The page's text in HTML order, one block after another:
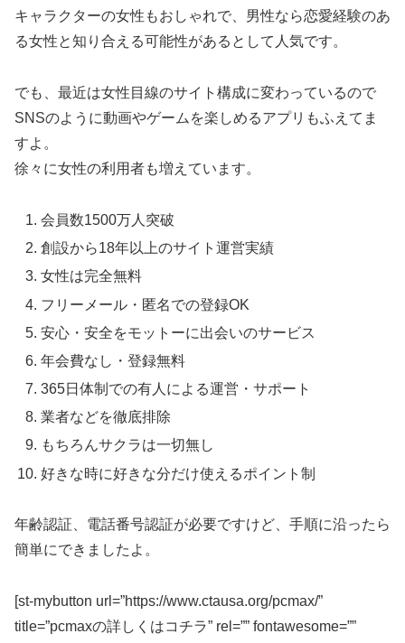
キャラクターの女性もおしゃれで、男性なら恋愛経験のあ
る女性と知り合える可能性があるとして人気です。
でも、最近は女性目線のサイト構成に変わっているので
SNSのように動画やゲームを楽しめるアプリもふえてま
すよ。
徐々に女性の利用者も増えています。
会員数1500万人突破
創設から18年以上のサイト運営実績
女性は完全無料
フリーメール・匿名での登録OK
安心・安全をモットーに出会いのサービス
年会費なし・登録無料
365日体制での有人による運営・サポート
業者などを徹底排除
もちろんサクラは一切無し
好きな時に好きな分だけ使えるポイント制
年齢認証、電話番号認証が必要ですけど、手順に沿ったら
簡単にできましたよ。
[st-mybutton url=”https://www.ctausa.org/pcmax/”
title=”pcmaxの詳しくはコチラ” rel=”” fontawesome=””